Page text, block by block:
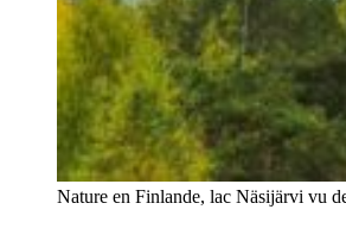
Nature en Finlande, lac Näsijärvi vu